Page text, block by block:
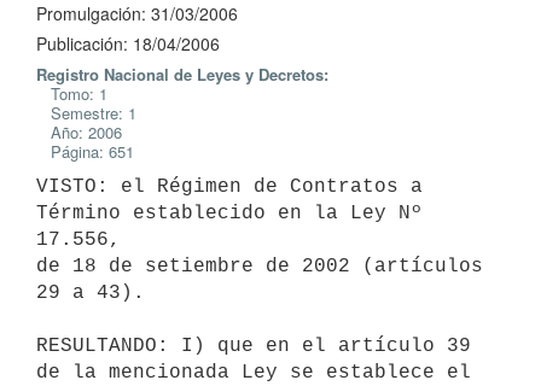
Promulgación: 31/03/2006
Publicación: 18/04/2006
Registro Nacional de Leyes y Decretos:
Tomo: 1
Semestre: 1
Año: 2006
Página: 651
VISTO: el Régimen de Contratos a
Término establecido en la Ley Nº
17.556,
de 18 de setiembre de 2002 (artículos
29 a 43).
RESULTANDO: I) que en el artículo 39
de la mencionada Ley se establece el